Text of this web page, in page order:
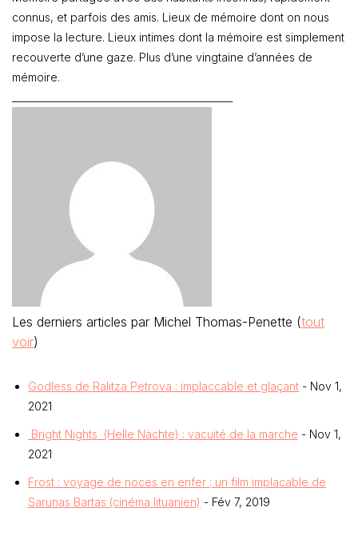
connus, et parfois des amis. Lieux de mémoire dont on nous
impose la lecture. Lieux intimes dont la mémoire est simplement
recouverte d’une gaze. Plus d’une vingtaine d’années de
mémoire.
Les derniers articles par Michel Thomas-Penette (tout
voir)
Godless de Ralitza Petrova : implaccable et glaçant - Nov 1,
2021
Bright Nights (Helle Nächte) : vacuité de la marche - Nov 1,
2021
Frost : voyage de noces en enfer ; un film implacable de
Sarunas Bartas (cinéma lituanien) - Fév 7, 2019